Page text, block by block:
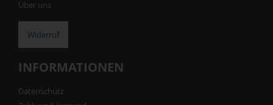
Über uns
Widerruf
INFORMATIONEN
Datenschutz